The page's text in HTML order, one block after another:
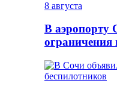
В аэропорту
ограничения